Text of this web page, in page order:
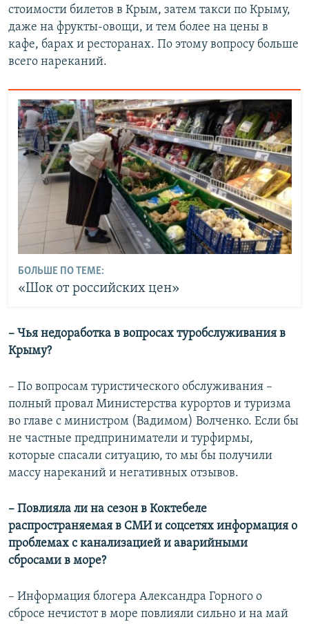
стоимости билетов в Крым, затем такси по Крыму,
даже на фрукты-овощи, и тем более на цены в
кафе, барах и ресторанах. По этому вопросу больше
всего нареканий.
БОЛЬШЕ ПО ТЕМЕ:
«Шок от российских цен»
– Чья недоработка в вопросах туробслуживания в
Крыму?
– По вопросам туристического обслуживания –
полный провал Министерства курортов и туризма
во главе с министром (Вадимом) Волченко. Если бы
не частные предприниматели и турфирмы,
которые спасали ситуацию, то мы бы получили
массу нареканий и негативных отзывов.
– Повлияла ли на сезон в Коктебеле
распространяемая в СМИ и соцсетях информация о
проблемах с канализацией и аварийными
сбросами в море?
– Информация блогера Александра Горного о
сбросе нечистот в море повлияли сильно и на май